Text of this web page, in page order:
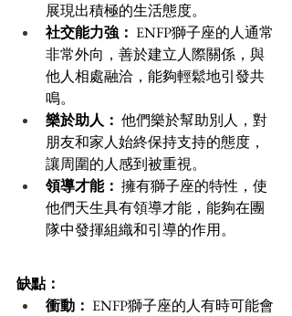
展現出積極的生活態度。
社交能力強： ENFP獅子座的人通常
非常外向，善於建立人際關係，與
他人相處融洽，能夠輕鬆地引發共
鳴。
樂於助人： 他們樂於幫助別人，對
朋友和家人始終保持支持的態度，
讓周圍的人感到被重視。
領導才能： 擁有獅子座的特性，使
他們天生具有領導才能，能夠在團
隊中發揮組織和引導的作用。
缺點：
衝動： ENFP獅子座的人有時可能會